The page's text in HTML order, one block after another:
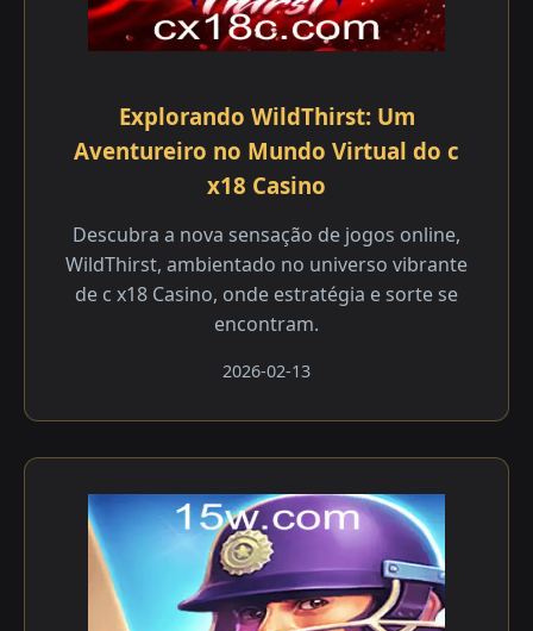
Explorando WildThirst: Um
Aventureiro no Mundo Virtual do c
x18 Casino
Descubra a nova sensação de jogos online,
WildThirst, ambientado no universo vibrante
de c x18 Casino, onde estratégia e sorte se
encontram.
2026-02-13